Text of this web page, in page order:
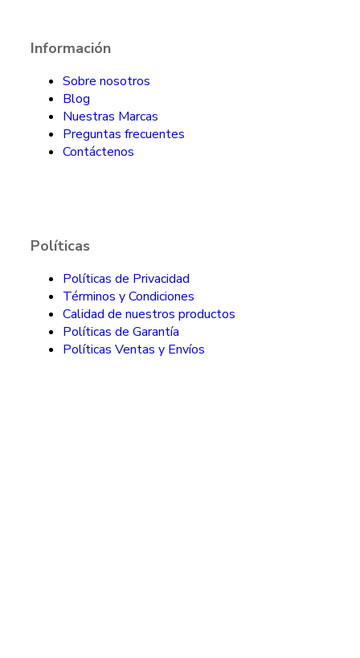
Información
Sobre nosotros
Blog
Nuestras Marcas
Preguntas frecuentes
Contáctenos
Políticas
Políticas de Privacidad
Términos y Condiciones
Calidad de nuestros productos
Políticas de Garantía
Políticas Ventas y Envíos